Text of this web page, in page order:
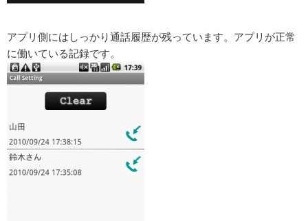
アプリ側にはしっかり通話履歴が残っています。アプリが正常
に働いている記録です。